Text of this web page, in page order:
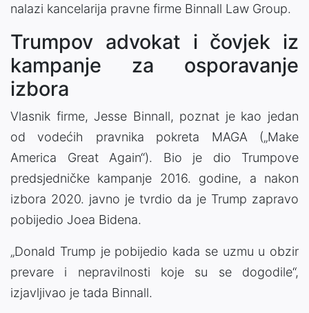
nalazi kancelarija pravne firme Binnall Law Group.
Trumpov advokat i čovjek iz
kampanje za osporavanje
izbora
Vlasnik firme, Jesse Binnall, poznat je kao jedan
od vodećih pravnika pokreta MAGA („Make
America Great Again“). Bio je dio Trumpove
predsjedničke kampanje 2016. godine, a nakon
izbora 2020. javno je tvrdio da je Trump zapravo
pobijedio Joea Bidena.
„Donald Trump je pobijedio kada se uzmu u obzir
prevare i nepravilnosti koje su se dogodile“,
izjavljivao je tada Binnall.